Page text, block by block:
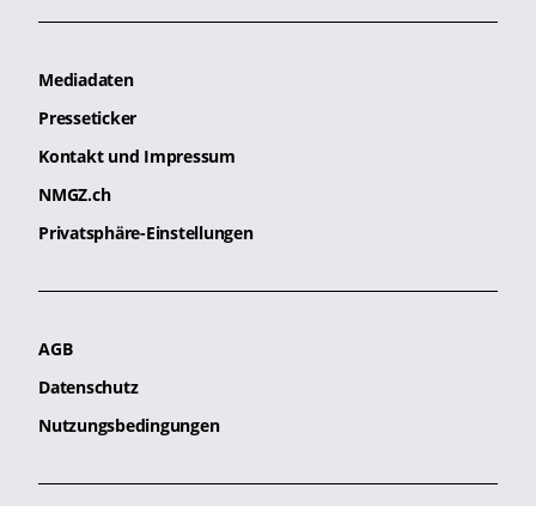
Mediadaten
Presseticker
Kontakt und Impressum
NMGZ.ch
Privatsphäre-Einstellungen
AGB
Datenschutz
Nutzungsbedingungen